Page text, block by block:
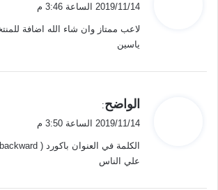
ل
2019/11/14 الساعة 3:46 م
لاعب ممتاز وان شاء الله اضافة
ياسين
ي
ل
الواضح:
2019/11/14 الساعة 3:50 م
علي الناس